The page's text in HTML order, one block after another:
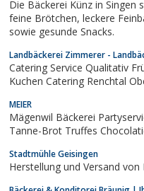
Die Bäckerei Künz in
feine Brötchen, leckere Feinbackwaren, Kuchen und Torten
sowie gesunde Snacks.
Landbäckerei Zimmerer -
Catering Service Qualitativ
Kuchen Catering Renchtal
MEIER
Mägenwil Bäckerei
Tanne-Brot Truffes
Stadtmühle Geisingen
Herstellung und Versand